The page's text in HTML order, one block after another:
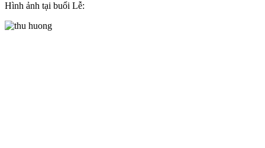
Hình ảnh tại buổi Lễ: